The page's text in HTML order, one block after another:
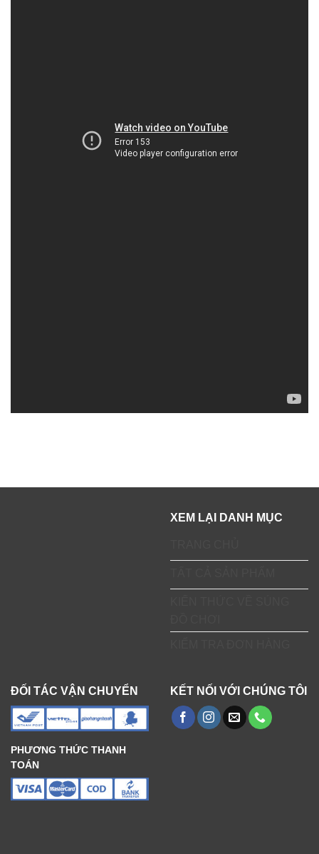
XEM LẠI DANH MỤC
ĐỐI TÁC VẬN CHUYỂN
PHƯƠNG THỨC THANH
TOÁN
KẾT NỐI VỚI CHÚNG TÔI